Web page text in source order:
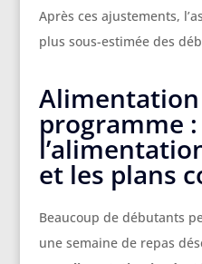
Après ces ajustements,
plus sous-estimée des
programme
et les plans
Beaucoup de débutants
une semaine de repas